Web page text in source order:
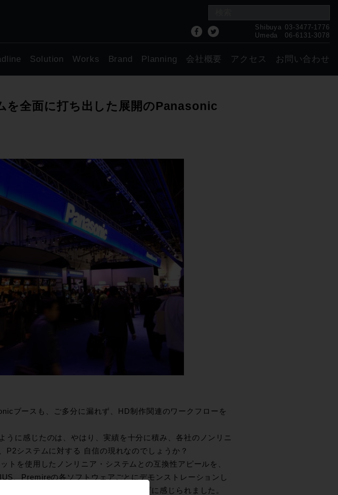
Shibuya 03-3477-1776
Umeda
06-6131-3078
Solution Works Brand Planning 会社概要 アクセス お問い合わせ
を全面に打ち出した展開のPanasonic
ブースも、ご多分に漏れず、HD制作関連のワークフローを
うに感じたのは、やはり、実績を十分に積み、各社のノンリニ
P2システムに対する 自信の現れなのでしょうか？
トを使用したノンリニア・システムとの互換性アピールを、
、Premireの各ソフトウェアごとにデモンストレーションし
レコーダーとあわせて、どこか誇らしげに感じられました。